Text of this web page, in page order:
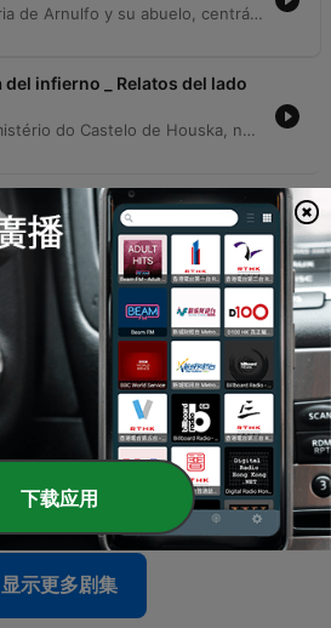
El narrador relata la historia de Arnulfo y su abuelo, centrándose en una experiencia laboral en la selva de Tabasco durante los años 50, donde enfrentaron fenómenos inexplicables atribuidos a la falta de permiso ante los dueños de la tierra. Tras recibir un ídolo de piedra de un hombre misterioso, el abuelo experimentó sucesos paranormales y problemas mecánicos en su hogar, lo que lo llevó a crear un altar en la selva para apaciguar a las entidades. Posteriormente, tras sobrevivir ileso a un ataque delictivo en Guerrero, el abuelo confirmó la protección de estos seres al hallar huellas extrañas alrededor de su caseta. Antes de morir, organizó un viaje para devolver el ídolo a la selva, presenciando una figura misteriosa durante su partida.
del infierno _ Relatos del lado
Este episódio explora o mistério do Castelo de Houska, na República Checa, uma construção cuja arquitetura sugere que seu propósito não era a defesa externa, mas sim o confinamento de entidades vindas de uma fenda no subsolo. A narrativa detalha as crenças sobre este portal para o inferno e a iconografia demoníقia presente em suas estruturas. A investigação percorre desde os relatos de terror de soldados no século XVII até o uso do local por organizações nazistas para ritos ancestrais e sacrifícios. O episódio aborda também as tentativas soviéticas de transformar o castelo em um sanatório, que foram interrompidas por eventos misteriosos, como contaminações radioativas e acidentes inexplicáveis.
otros casos (solo audio)_
Este episodio analiza el fenómeno histórico y contemporáneo de los linchamientos, explorando sus raíces etimológicas y sus manifestaciones en distintos contextos globales. Se examina la historia de Estados Unidos, desde el origen del término vinculado a Charles Lynch hasta la brutalidad del Ku Klux Klan y el uso de postales macabras como recuerdo de ejecuciones extrajudiciales basadas en la supremacía racial. Asimismo, se establece un contraste con la dinámica observada en México, donde los linchamientos suelen derivar de una crisis de impunidad y la propagación de rumores en comunidades marginadas. El análisis concluye comparando estas prácticas con situaciones extremas en otros continentes, donde la violencia surge por necesidades básicas o conflictos religiosos, subrayando que el linchamiento persiste como una práctica brutal en el siglo XXI.
las voces de los muertos
Este episodio explora el fenómeno de la transcomunicación instrumental, diferenciando entre psicofonías y técnicas complejas como las voces directas. Se profundiza en la historia del investigador italiano Marcelo Bacci, quien utilizaba radios de bulbos para captar mensajes de personas fallecidas a través de la onda corta. Asimismo, se detallan investigaciones científicas y experimentos realizados para verificar la autenticidad de estas voces, incluyendo pruebas técnicas para descartar fraudes. El episodio aborda también el papel de los espíritus guías en el proceso mediúmico y analiza mensajes sobre la vida después de la muerte encontrados en las grabaciones de Bacci.
Pablo I ¿Conspiración ||
Este episodio analiza el histórico caso de la muerte de Juan Pablo I, explorando el contexto de una Iglesia Católica marcada por las reformas del Concilio Vaticano II y tensiones internas. A través de diversas fuentes documentales, se examina la vida de Albino Luciani, desde su humilde infancia hasta su breve pero impactante pontificado. El programa profundiza en las controversias y teorías de conspiración que rodean su inesperado fallecimiento a los 33 días de asumir el cargo. Se detallan las irregularidades en el manejo de su cuerpo, la falta de una autopsia y las presuntas implicaciones de figuras como Paul Marcinkus, vinculando estos eventos con escándalos financieros, la mafia y profecías religiosas.
显示更多剧集
下载应用